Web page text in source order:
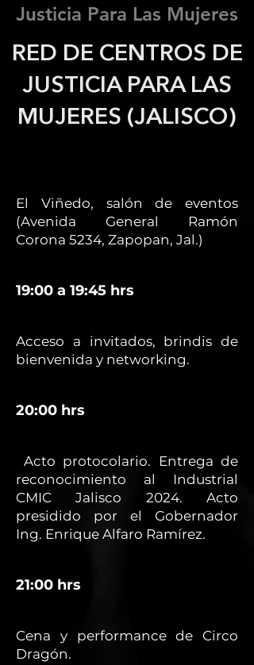
Justicia Para Las Mujeres
RED DE CENTROS DE
JUSTICIA PARA LAS
MUJERES (JALISCO)
El Viñedo, salón de eventos
(Avenida General Ramón
Corona 5234, Zapopan, Jal.)
19:00 a 19:45 hrs
Acceso a invitados, brindis de
bienvenida y networking.
20:00 hrs
Acto protocolario. Entrega de
reconocimiento al Industrial
CMIC Jalisco 2024. Acto
presidido por el Gobernador
Ing. Enrique Alfaro Ramírez.
21:00 hrs
Cena y performance de Circo
Dragón.